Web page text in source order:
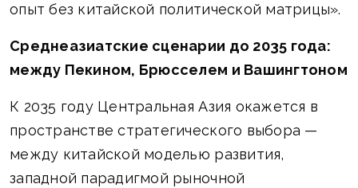
опыт без китайской политической матрицы».
Среднеазиатские сценарии до 2035 года:
между Пекином, Брюсселем и Вашингтоном
К 2035 году Центральная Азия окажется в
пространстве стратегического выбора —
между китайской моделью развития,
западной парадигмой рыночной